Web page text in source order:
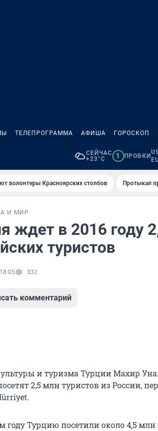
ТЕЛЕПРОГРАММА АФИША ГОРОСКОП
СЕЙЧАС
+23°C
1 ПРОБКИ
волонтеры Красноярских столбов Протыкал
И МИР
ждет в 2016 году
туристов
332
комментарий
и туризма Турции Махир
2,5 млн туристов из России,
году Турцию посетили около 4,5